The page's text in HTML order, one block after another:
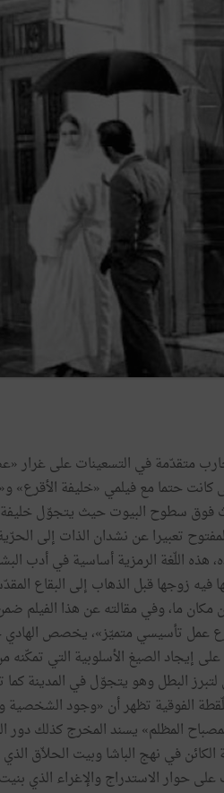
متقدّمة في التسعينات على غرار«
كانت حتما مع فيلمي «خليفة الأقرع»
فوق سطوح البيوت حيث يتجوّل خليفة
تعبيرا عن نشدان الذات إلى
هذه اللّغة الرمزية أساسية فيأدب
فيه زوجها قبل الذهاب إلى البقاع
مكان ما، وفي مقالته عن هذا الفيلم
عمل تأسيسي متميّز»، يخصص الهادي
على إيجاد الصيغ الأسلوبية التي تمكّنه
لتبرزالبطل وهو يتجوّل في المدينة كما
الفوقية تظهرأن «وجود الشخصية
المظلم» يسند المخرجكذلكدور
الكائن في نهج الباشا وبيت الحلاّق الذي
على حوارالاستدراج والإغراء الذي بنيت